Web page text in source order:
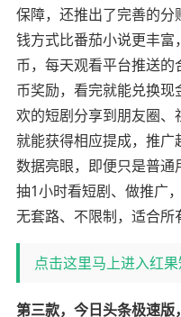
保障，还推出了完善的
钱方式比番茄小说更丰
币，每天观看平台推送
币奖励，看完就能兑换
欢的短剧分享到朋友圈
就能获得相应提成，推
数据亮眼，即便只是普
抽1小时看短剧、做推广
无套路、不限制，适合所
点击这里马上进入红
第三款，今日头条极速